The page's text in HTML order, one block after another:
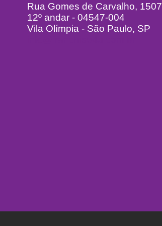
Rua Gomes de Carvalho, 1507
12º andar - 04547-004
Vila Olímpia - São Paulo, SP